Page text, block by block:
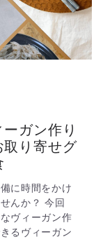
ガン作り
り寄せグ
に時間をかけ
んか？ 今回
ヴィーガン作
るヴィーガン